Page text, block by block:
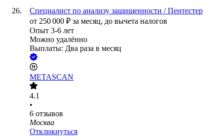
Специалист по анализу защищенности / Пентестер
от 250 000 ₽ за месяц, до вычета налогов
Опыт 3-6 лет
Можно удалённо
Выплаты: Два раза в месяц
METASCAN
4.1
•
6 отзывов
Москва
Откликнуться